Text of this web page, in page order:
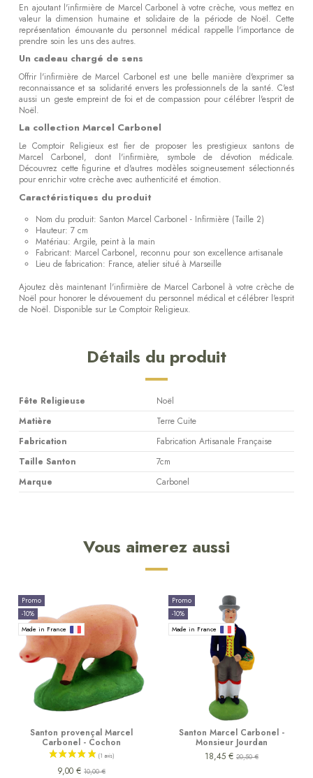
En ajoutant l'infirmière de Marcel Carbonel à votre crèche, vous mettez en
valeur la dimension humaine et solidaire de la période de Noël. Cette
représentation émouvante du personnel médical rappelle l'importance de
prendre soin les uns des autres.
Un cadeau chargé de sens
Offrir l'infirmière de Marcel Carbonel est une belle manière d'exprimer sa
reconnaissance et sa solidarité envers les professionnels de la santé. C'est
aussi un geste empreint de foi et de compassion pour célébrer l'esprit de
Noël.
La collection Marcel Carbonel
Le Comptoir Religieux est fier de proposer les prestigieux santons de
Marcel Carbonel, dont l'infirmière, symbole de dévotion médicale.
Découvrez cette figurine et d'autres modèles soigneusement sélectionnés
pour enrichir votre crèche avec authenticité et émotion.
Caractéristiques du produit
Nom du produit: Santon Marcel Carbonel - Infirmière (Taille 2)
Hauteur: 7 cm
Matériau: Argile, peint à la main
Fabricant: Marcel Carbonel, reconnu pour son excellence artisanale
Lieu de fabrication: France, atelier situé à Marseille
Ajoutez dès maintenant l'infirmière de Marcel Carbonel à votre crèche de
Noël pour honorer le dévouement du personnel médical et célébrer l'esprit
de Noël. Disponible sur Le Comptoir Religieux.
Détails du produit
Fête Religieuse
Noël
Matière
Terre Cuite
Fabrication
Fabrication Artisanale Française
Taille Santon
7cm
Marque
Carbonel
Vous aimerez aussi
Promo
-10%
Made in France
Santon provençal Marcel
Carbonel - Cochon
9,00 € 10,00 €
Promo
-10%
Made in France
Santon Marcel Carbonel -
Monsieur Jourdan
18,45 € 20,50 €